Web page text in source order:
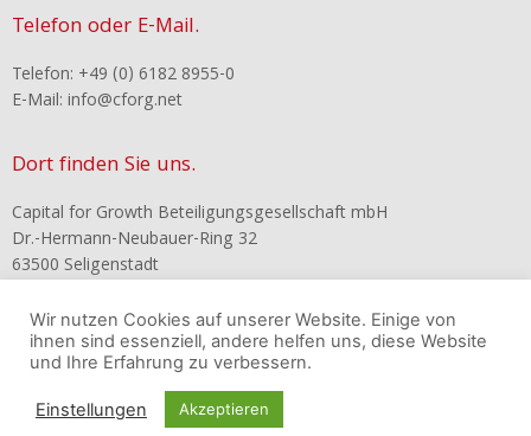
Telefon oder E-Mail.
Telefon: +49 (0) 6182 8955-0
E-Mail: info@cforg.net
Dort finden Sie uns.
Capital for Growth Beteiligungsgesellschaft mbH
Dr.-Hermann-Neubauer-Ring 32
63500 Seligenstadt
Rechtliches.
Impressum
Datenschutzerklärung
Wir nutzen Cookies auf unserer Website. Einige von
ihnen sind essenziell, andere helfen uns, diese Website
und Ihre Erfahrung zu verbessern.
Einstellungen Akzeptieren